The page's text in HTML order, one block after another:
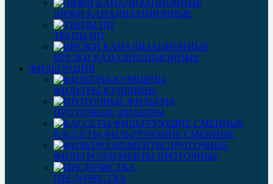
ЛЮКИ КАНАЛИЗАЦИОННЫЕ
ТРАПЫ ПП
ВРЕЗКИ КАНАЛИЗАЦИОННЫЕ
ФИЛЬТРАЦИЯ
ФИЛЬТРЫ-КУВШИНЫ
ПРОТОЧНЫЕ ФИЛЬТРЫ
КАССЕТЫ ФИЛЬТРУЮЩИЕ СМЕННЫЕ
ФИЛЬТРОЭЛЕМЕНТЫ ПРОТОЧНЫЕ
ПРЕДОЧИСТКА